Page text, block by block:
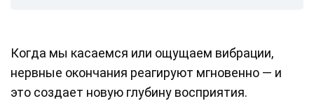
Когда мы касаемся или ощущаем вибрации,
нервные окончания реагируют мгновенно — и
это создает новую глубину восприятия.